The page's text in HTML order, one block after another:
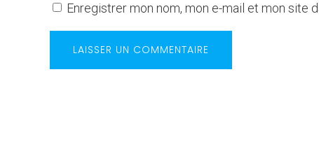
Enregistrer mon nom, mon e-mail et mon site